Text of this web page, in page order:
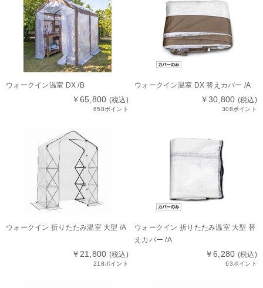
ウォークイン温室 DX /B
￥65,800 (税込)
658ポイント
ウォークイン温室 DX 替えカバー /A
￥30,800 (税込)
308ポイント
ウォークイン 折りたたみ温室 大型 /A
￥21,800 (税込)
218ポイント
ウォークイン 折りたたみ温室 大型 替
えカバー /A
￥6,280 (税込)
63ポイント